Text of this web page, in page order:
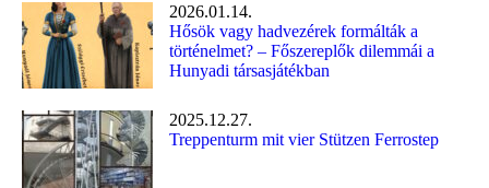
2026.01.14.
Hősök vagy hadvezérek formálták a
történelmet? – Főszereplők dilemmái a
Hunyadi társasjátékban
2025.12.27.
Treppenturm mit vier Stützen Ferrostep